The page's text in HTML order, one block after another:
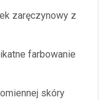
zaręczynowy z
farbowanie
skóry